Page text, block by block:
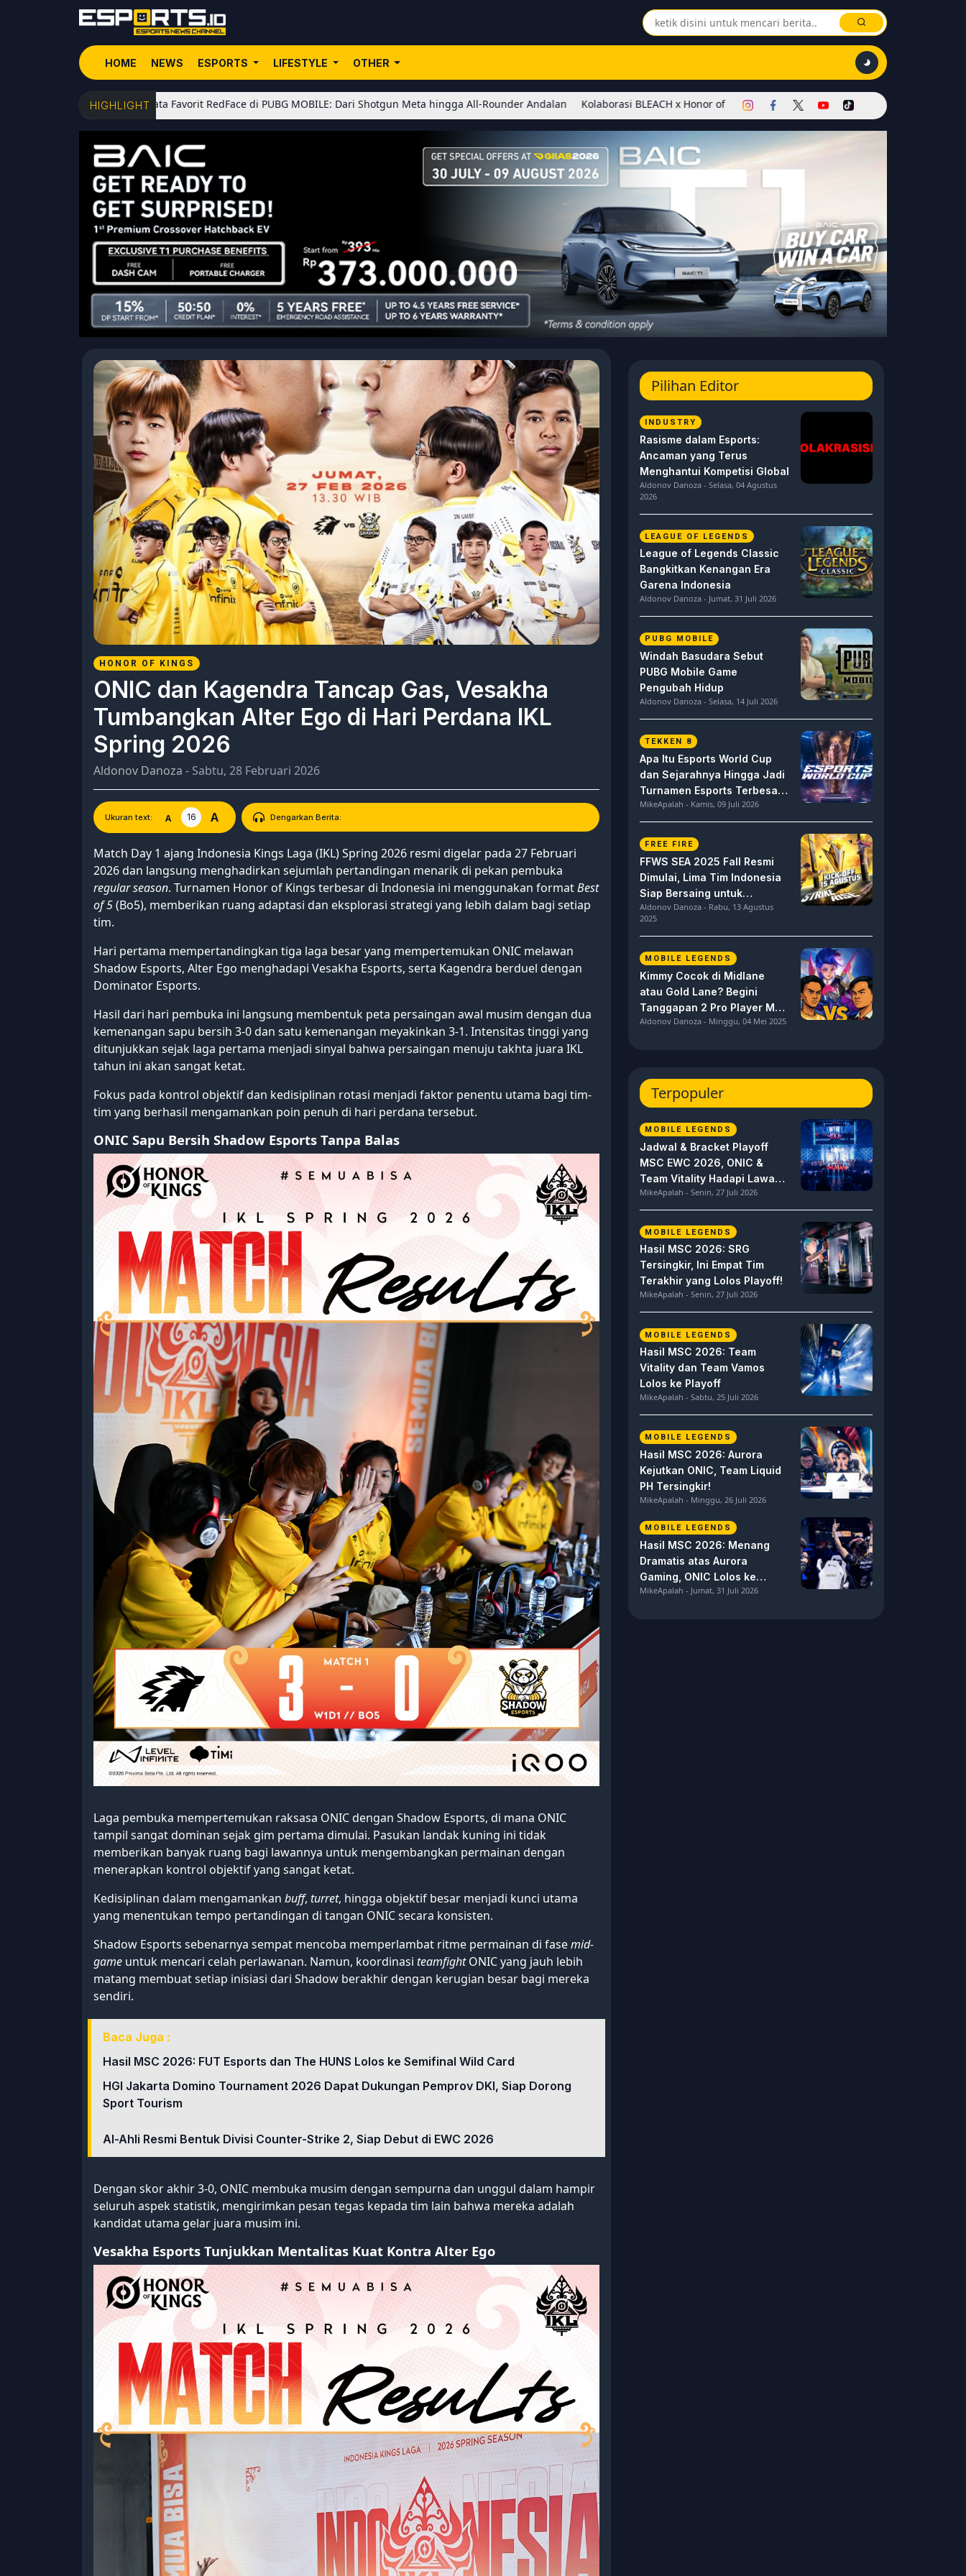
HOME NEWS ESPORTS LIFESTYLE OTHER
HIGHLIGHT
5 Senjata Favorit RedFace di PUBG MOBILE: Dari Shotgun Meta hingga All-Rounder Andalan Kolaborasi BLEACH x Honor of Kings Dimulai! Hadirkan Skin Soul Reaper, Mode Khusus, dan
HONOR OF KINGS
ONIC dan Kagendra Tancap Gas, Vesakha
Tumbangkan Alter Ego di Hari Perdana IKL
Spring 2026
Aldonov Danoza - Sabtu, 28 Februari 2026
Ukuran text: A 16 A Dengarkan Berita:
Match Day 1 ajang Indonesia Kings Laga (IKL) Spring 2026 resmi digelar pada 27 Februari
2026 dan langsung menghadirkan sejumlah pertandingan menarik di pekan pembuka
regular season. Turnamen Honor of Kings terbesar di Indonesia ini menggunakan formatBest
of 5(Bo5), memberikan ruang adaptasi dan eksplorasi strategi yang lebih dalam bagi setiap
tim.
Hari pertama mempertandingkan tiga laga besar yang mempertemukan ONIC melawan
Shadow Esports, Alter Ego menghadapi Vesakha Esports, serta Kagendra berduel dengan
Dominator Esports.
Hasil dari hari pembuka ini langsung membentuk peta persaingan awal musim dengan dua
kemenangan sapu bersih 3-0 dan satu kemenangan meyakinkan 3-1. Intensitas tinggi yang
ditunjukkan sejak laga pertama menjadi sinyal bahwa persaingan menuju takhta juara IKL
tahun ini akan sangat ketat.
Fokus pada kontrol objektif dan kedisiplinan rotasi menjadi faktor penentu utama bagi tim-
tim yang berhasil mengamankan poin penuh di hari perdana tersebut.
ONIC Sapu Bersih Shadow Esports Tanpa Balas
Laga pembuka mempertemukan raksasa ONIC dengan Shadow Esports, di mana ONIC
tampil sangat dominan sejak gim pertama dimulai. Pasukan landak kuning ini tidak
memberikan banyak ruang bagi lawannya untuk mengembangkan permainan dengan
menerapkan kontrol objektif yang sangat ketat.
Kedisiplinan dalam mengamankan buff, turret, hingga objektif besar menjadi kunci utama
yang menentukan tempo pertandingan di tangan ONIC secara konsisten.
Shadow Esports sebenarnya sempat mencoba memperlambat ritme permainan di fasemid-
game untuk mencari celah perlawanan. Namun, koordinasi teamfightONIC yang jauh lebih
matang membuat setiap inisiasi dari Shadow berakhir dengan kerugian besar bagi mereka
sendiri.
Baca Juga :
Hasil MSC 2026: FUT Esports dan The HUNS Lolos ke Semifinal Wild Card
HGI Jakarta Domino Tournament 2026 Dapat Dukungan Pemprov DKI, Siap Dorong
Sport Tourism
Al-Ahli Resmi Bentuk Divisi Counter-Strike 2, Siap Debut di EWC 2026
Dengan skor akhir 3-0, ONIC membuka musim dengan sempurna dan unggul dalam hampir
seluruh aspek statistik, mengirimkan pesan tegas kepada tim lain bahwa mereka adalah
kandidat utama gelar juara musim ini.
Vesakha Esports Tunjukkan Mentalitas Kuat Kontra Alter Ego
Pilihan Editor
INDUSTRY
Rasisme dalam Esports:
Ancaman yang Terus
Menghantui Kompetisi Global
Aldonov Danoza - Selasa, 04 Agustus
2026
LEAGUE OF LEGENDS
League of Legends Classic
Bangkitkan Kenangan Era
Garena Indonesia
Aldonov Danoza - Jumat, 31 Juli 2026
PUBG MOBILE
Windah Basudara Sebut
PUBG Mobile Game
Pengubah Hidup
Aldonov Danoza - Selasa, 14 Juli 2026
TEKKEN 8
Apa Itu Esports World Cup
dan Sejarahnya Hingga Jadi
Turnamen Esports Terbesar
di Dunia
MikeApalah - Kamis, 09 Juli 2026
FREE FIRE
FFWS SEA 2025 Fall Resmi
Dimulai, Lima Tim Indonesia
Siap Bersaing untuk
Dominasi
Aldonov Danoza - Rabu, 13 Agustus
2025
MOBILE LEGENDS
Kimmy Cocok di Midlane
atau Gold Lane? Begini
Tanggapan 2 Pro Player MPL
ID S15 ini
Aldonov Danoza - Minggu, 04 Mei 2025
Terpopuler
MOBILE LEGENDS
Jadwal & Bracket Playoff
MSC EWC 2026, ONIC &
Team Vitality Hadapi Lawan
Berat
MikeApalah - Senin, 27 Juli 2026
MOBILE LEGENDS
Hasil MSC 2026: SRG
Tersingkir, Ini Empat Tim
Terakhir yang Lolos Playoff!
MikeApalah - Senin, 27 Juli 2026
MOBILE LEGENDS
Hasil MSC 2026: Team
Vitality dan Team Vamos
Lolos ke Playoff
MikeApalah - Sabtu, 25 Juli 2026
MOBILE LEGENDS
Hasil MSC 2026: Aurora
Kejutkan ONIC, Team Liquid
PH Tersingkir!
MikeApalah - Minggu, 26 Juli 2026
MOBILE LEGENDS
Hasil MSC 2026: Menang
Dramatis atas Aurora
Gaming, ONIC Lolos ke
Semifinal!
MikeApalah - Jumat, 31 Juli 2026